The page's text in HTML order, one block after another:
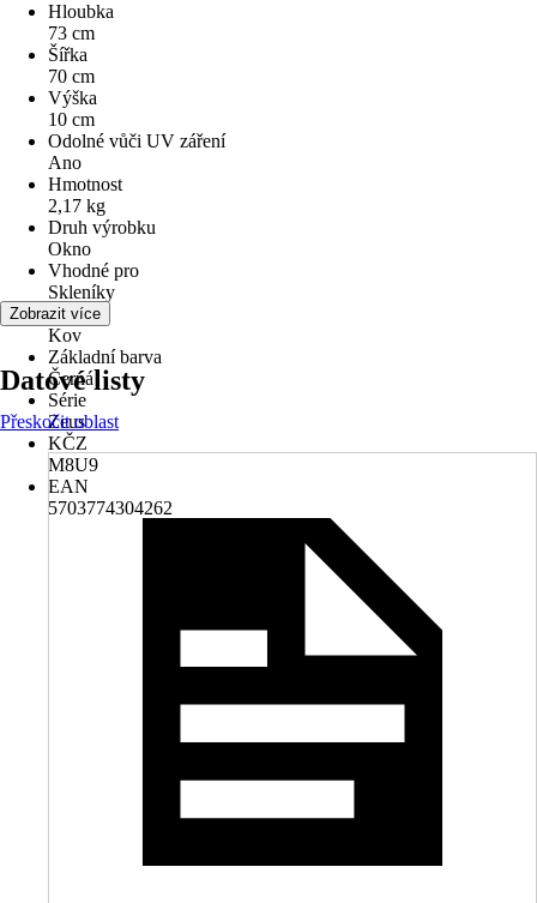
Hloubka
73 cm
Šířka
70 cm
Výška
10 cm
Odolné vůči UV záření
Ano
Hmotnost
2,17 kg
Druh výrobku
Okno
Vhodné pro
Skleníky
Materiál
Kov
Základní barva
Černá
Série
Zeus
KČZ
M8U9
EAN
5703774304262
Zobrazit více
Datové listy
Přeskočit oblast